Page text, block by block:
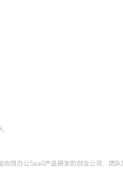
构师认证，将云原生设计理念应用于
署方案与多地域容灾备份策略，利用
升了产品的可用性与弹性伸缩能力，
协同办公SaaS产品研发的创业公司，团